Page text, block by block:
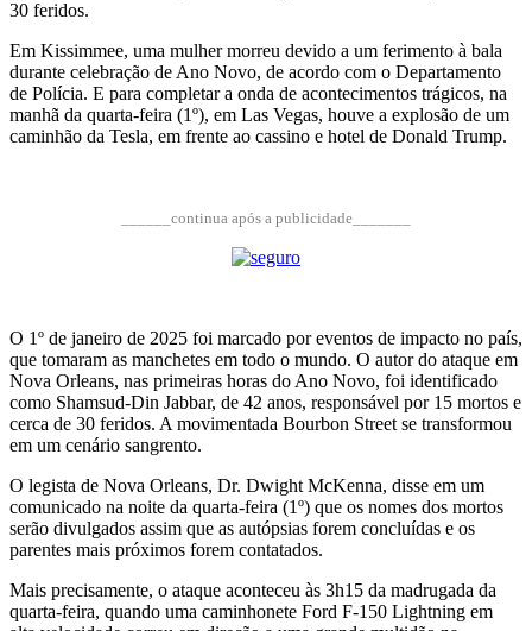
30 feridos.
Em Kissimmee, uma mulher morreu devido a um ferimento à bala
durante celebração de Ano Novo, de acordo com o Departamento
de Polícia. E para completar a onda de acontecimentos trágicos, na
manhã da quarta-feira (1º), em Las Vegas, houve a explosão de um
caminhão da Tesla, em frente ao cassino e hotel de Donald Trump.
______continua após a publicidade_______
O 1º de janeiro de 2025 foi marcado por eventos de impacto no país,
que tomaram as manchetes em todo o mundo. O autor do ataque em
Nova Orleans, nas primeiras horas do Ano Novo, foi identificado
como Shamsud-Din Jabbar, de 42 anos, responsável por 15 mortos e
cerca de 30 feridos. A movimentada Bourbon Street se transformou
em um cenário sangrento.
O legista de Nova Orleans, Dr. Dwight McKenna, disse em um
comunicado na noite da quarta-feira (1º) que os nomes dos mortos
serão divulgados assim que as autópsias forem concluídas e os
parentes mais próximos forem contatados.
Mais precisamente, o ataque aconteceu às 3h15 da madrugada da
quarta-feira, quando uma caminhonete Ford F-150 Lightning em